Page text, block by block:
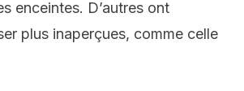
enceintes. D’autres ont
plus inaperçues, comme celle